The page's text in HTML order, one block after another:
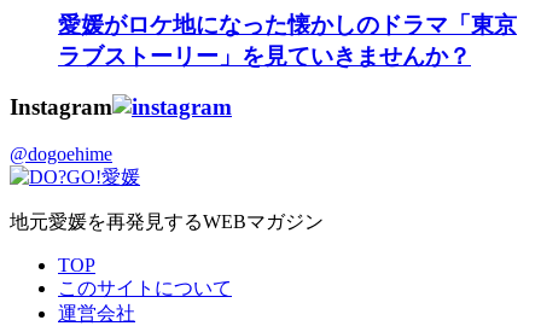
愛媛がロケ地になった懐かしのドラマ「東京
ラブストーリー」を見ていきませんか？
Instagram
@dogoehime
地元愛媛を再発見するWEBマガジン
TOP
このサイトについて
運営会社